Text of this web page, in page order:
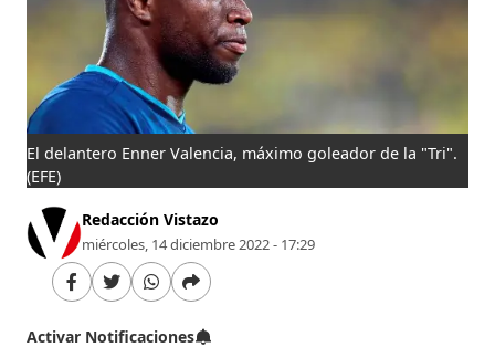
El delantero Enner Valencia, máximo goleador de la "Tri".
(EFE)
Redacción Vistazo
miércoles, 14 diciembre 2022 - 17:29
Activar Notificaciones